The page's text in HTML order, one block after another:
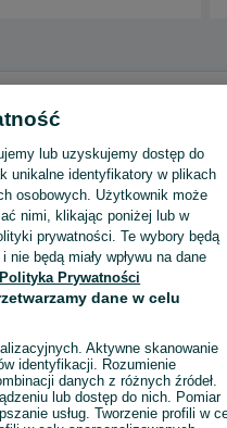
Wyświetlenia:
Wyślij wiadomość
lub uzyskujemy dostęp do
unikalne identyfikatory w plikach
osobowych. Użytkownik może
nimi, klikając poniżej lub w
prywatności. Te wybory będą
będą miały wpływu na dane
Polityka Prywatności
dane w celu
Aktywne skanowanie
identyfikacji. Rozumienie
danych z różnych źródeł.
lub dostęp do nich. Pomiar
usług. Tworzenie profili w